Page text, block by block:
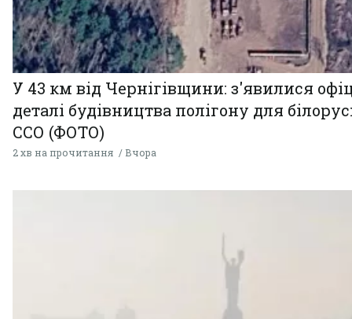
У 43 км від Чернігівщини: з'явилися
деталі будівництва полігону для
ССО (ФОТО)
2 хв на прочитання Вчора